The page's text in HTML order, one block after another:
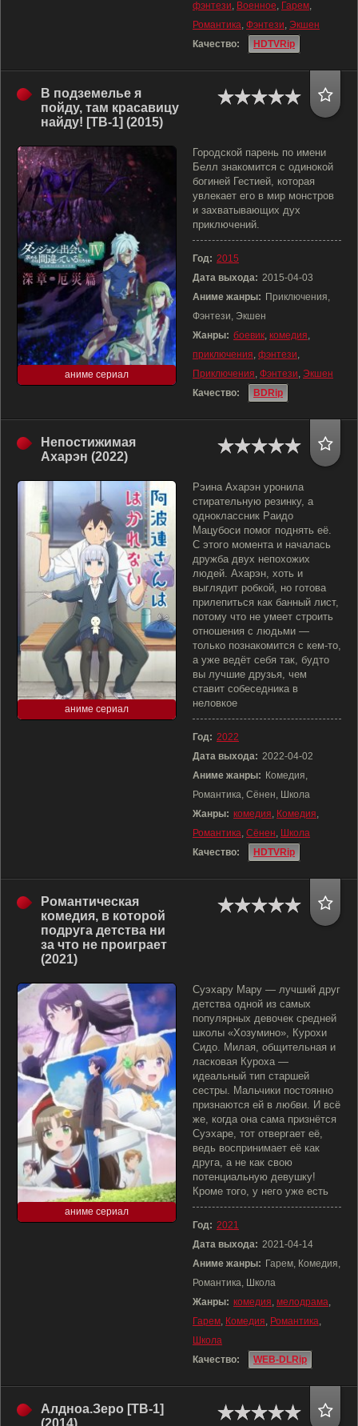
фэнтези, Военное, Гарем,
Романтика, Фэнтези, Экшен
Качество:
HDTVRip
В подземелье я
пойду, там красавицу
найду! [ТВ-1] (2015)
аниме сериал
Городской парень по имени
Белл знакомится с одинокой
богиней Гестией, которая
увлекает его в мир монстров
и захватывающих дух
приключений.
Год: 2015
Дата выхода: 2015-04-03
Аниме жанры: Приключения,
Фэнтези, Экшен
Жанры: боевик, комедия,
приключения, фэнтези,
Приключения, Фэнтези, Экшен
Качество:
BDRip
Непостижимая
Ахарэн (2022)
аниме сериал
Рэина Ахарэн уронила
стирательную резинку, а
одноклассник Раидо
Мацубоси помог поднять её.
С этого момента и началась
дружба двух непохожих
людей. Ахарэн, хоть и
выглядит робкой, но готова
прилепиться как банный лист,
потому что не умеет строить
отношения с людьми —
только познакомится с кем-то,
а уже ведёт себя так, будто
вы лучшие друзья, чем
ставит собеседника в
неловкое
Год: 2022
Дата выхода: 2022-04-02
Аниме жанры: Комедия,
Романтика, Сёнен, Школа
Жанры: комедия, Комедия,
Романтика, Сёнен, Школа
Качество:
HDTVRip
Романтическая
комедия, в которой
подруга детства ни
за что не проиграет
(2021)
аниме сериал
Суэхару Мару — лучший друг
детства одной из самых
популярных девочек средней
школы «Хозумино», Курохи
Сидо. Милая, общительная и
ласковая Куроха —
идеальный тип старшей
сестры. Мальчики постоянно
признаются ей в любви. И всё
же, когда она сама признётся
Суэхаре, тот отвергает её,
ведь воспринимает её как
друга, а не как свою
потенциальную девушку!
Кроме того, у него уже есть
Год: 2021
Дата выхода: 2021-04-14
Аниме жанры: Гарем, Комедия,
Романтика, Школа
Жанры: комедия, мелодрама,
Гарем, Комедия, Романтика,
Школа
Качество:
WEB-DLRip
Алдноа.Зеро [ТВ-1]
(2014)